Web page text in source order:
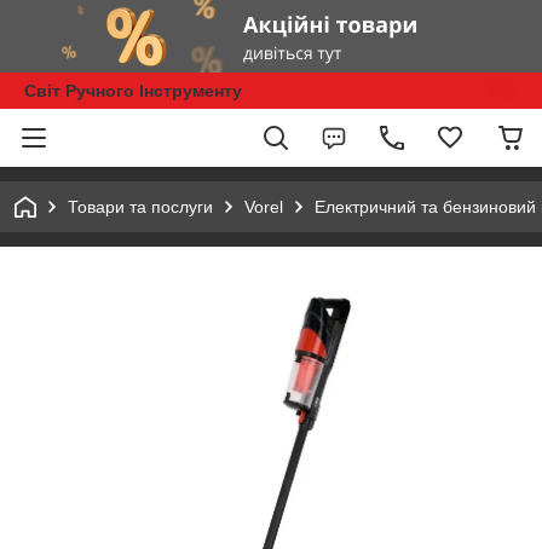
Світ Ручного Інструменту
Товари та послуги Vorel Електричний та бензиновий